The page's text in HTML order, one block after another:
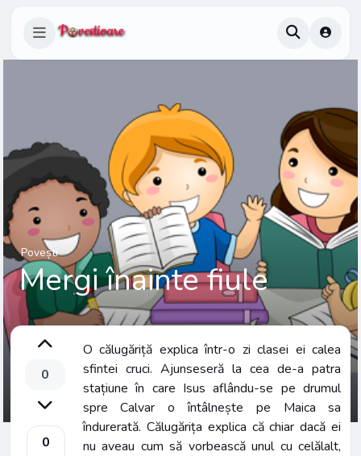
Povești
Mergi înainte fiule
0
0
O călugăriță explica într-o zi clasei ei calea
sfintei cruci. Ajunseseră la cea de-a patra
stațiune în care Isus aflându-se pe drumul
spre Calvar o întâlnește pe Maica sa
îndurerată. Călugărița explica că chiar dacă ei
nu aveau cum să vorbească unul cu celălalt,